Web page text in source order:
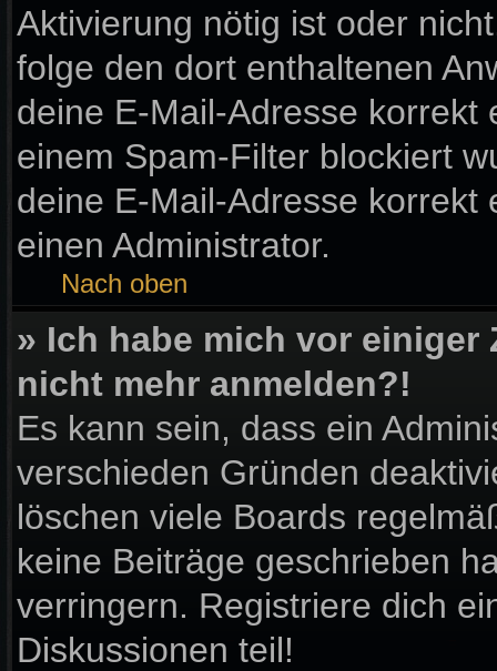
Aktivierung nötig ist oder
folge den dort enthaltenen
deine E-Mail-Adresse
einem Spam-Filter blockiert
deine E-Mail-Adresse
einen Administrator.
Nach oben
» Ich habe mich vor
nicht mehr anmelden?!
Es kann sein, dass ein
verschieden Gründen
löschen viele Boards
keine Beiträge geschrieben
verringern. Registriere dich
Diskussionen teil!